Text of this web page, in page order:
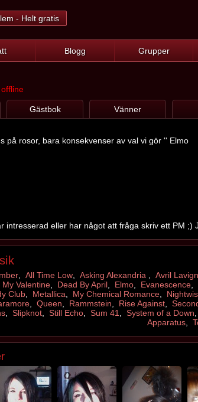
- Helt gratis
Blogg Grupper
offline
Gästbok Vänner
på rosor, bara konsekvenser av val vi gör '' Elmo
intresserad eller har något att fråga skriv ett PM ;)
, All Time Low, Asking Alexandria Avril
My Valentine, Dead By April, Elmo, Evanescence,
Club, Metallica My Chemical Romance,
Queen Rammstein Rise Against
Slipknot Still Echo Sum 41 System of a Down
Apparatus